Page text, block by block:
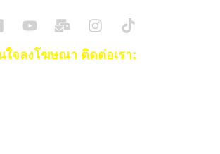
ใจลงโฆษณา ติดต่อเรา: